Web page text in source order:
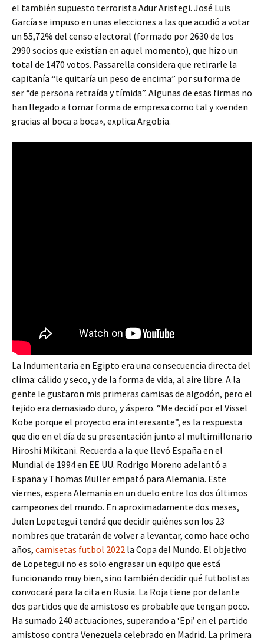
el también supuesto terrorista Adur Aristegi. José Luis
García se impuso en unas elecciones a las que acudió a votar
un 55,72% del censo electoral (formado por 2630 de los
2990 socios que existían en aquel momento), que hizo un
total de 1470 votos. Passarella considera que retirarle la
capitanía “le quitaría un peso de encima” por su forma de
ser “de persona retraída y tímida”. Algunas de esas firmas no
han llegado a tomar forma de empresa como tal y «venden
gracias al boca a boca», explica Argobia.
La Indumentaria en Egipto era una consecuencia directa del
clima: cálido y seco, y de la forma de vida, al aire libre. A la
gente le gustaron mis primeras camisas de algodón, pero el
tejido era demasiado duro, y áspero. “Me decidí por el Vissel
Kobe porque el proyecto era interesante”, es la respuesta
que dio en el día de su presentación junto al multimillonario
Hiroshi Mikitani. Recuerda a la que llevó España en el
Mundial de 1994 en EE UU. Rodrigo Moreno adelantó a
España y Thomas Müller empató para Alemania. Este
viernes, espera Alemania en un duelo entre los dos últimos
campeones del mundo. En aproximadamente dos meses,
Julen Lopetegui tendrá que decidir quiénes son los 23
nombres que tratarán de volver a levantar, como hace ocho
años, camisetas futbol 2022 la Copa del Mundo. El objetivo
de Lopetegui no es solo engrasar un equipo que está
funcionando muy bien, sino también decidir qué futbolistas
convocará para la cita en Rusia. La Roja tiene por delante
dos partidos que de amistoso es probable que tengan poco.
Ha sumado 240 actuaciones, superando a ‘Epi’ en el partido
amistoso contra Venezuela celebrado en Madrid. La primera